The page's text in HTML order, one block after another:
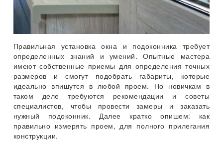
Правильная установка окна и подоконника требует
определенных знаний и умений. Опытные мастера
имеют собственные приемы для определения точных
размеров и смогут подобрать габариты, которые
идеально впишутся в любой проем. Но новичкам в
таком деле требуются рекомендации и советы
специалистов, чтобы провести замеры и заказать
нужный подоконник. Далее кратко опишем: как
правильно измерять проем, для полного прилегания
конструкции.